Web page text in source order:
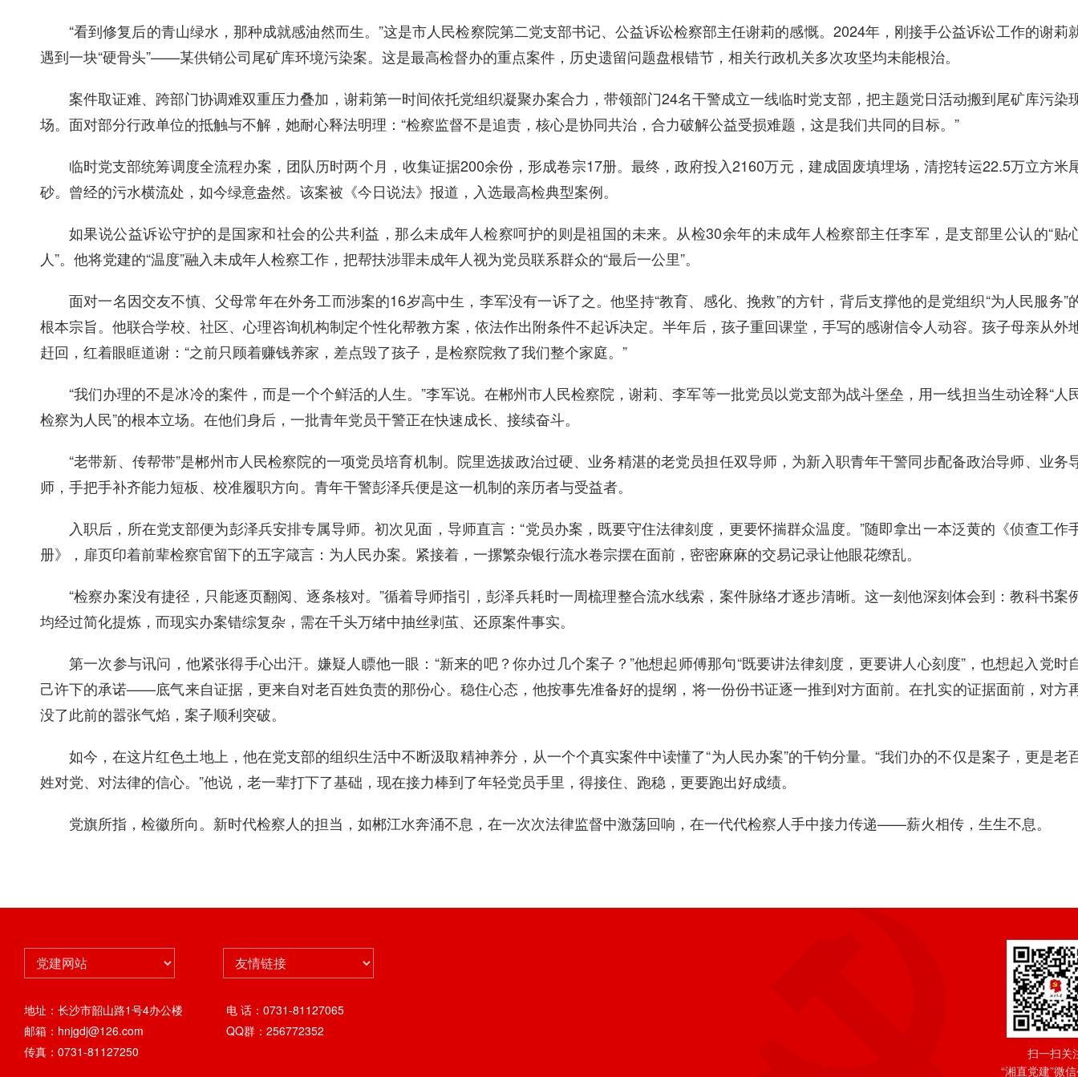
“看到修复后的青山绿水，那种成就感油然而生。”这是市人民检察院第二党支部书记、公益诉讼检察部主任谢莉的感慨。2024年，刚接手公益诉讼工作的谢莉
遇到一块“硬骨头”——某供销公司尾矿库环境污染案。这是最高检督办的重点案件，历史遗留问题盘根错节，相关行政机关多次攻坚均未能根治。
案件取证难、跨部门协调难双重压力叠加，谢莉第一时间依托党组织凝聚办案合力，带领部门24名干警成立一线临时党支部，把主题党日活动搬到尾矿库污染
场。面对部分行政单位的抵触与不解，她耐心释法明理：“检察监督不是追责，核心是协同共治，合力破解公益受损难题，这是我们共同的目标。”
临时党支部统筹调度全流程办案，团队历时两个月，收集证据200余份，形成卷宗17册。最终，政府投入2160万元，建成固废填埋场，清挖转运22.5万立方米
砂。曾经的污水横流处，如今绿意盎然。该案被《今日说法》报道，入选最高检典型案例。
如果说公益诉讼守护的是国家和社会的公共利益，那么未成年人检察呵护的则是祖国的未来。从检30余年的未成年人检察部主任李军，是支部里公认的“贴
人”。他将党建的“温度”融入未成年人检察工作，把帮扶涉罪未成年人视为党员联系群众的“最后一公里”。
面对一名因交友不慎、父母常年在外务工而涉案的16岁高中生，李军没有一诉了之。他坚持“教育、感化、挽救”的方针，背后支撑他的是党组织“为人民服务”
根本宗旨。他联合学校、社区、心理咨询机构制定个性化帮教方案，依法作出附条件不起诉决定。半年后，孩子重回课堂，手写的感谢信令人动容。孩子母亲从外
赶回，红着眼眶道谢：“之前只顾着赚钱养家，差点毁了孩子，是检察院救了我们整个家庭。”
“我们办理的不是冰冷的案件，而是一个个鲜活的人生。”李军说。在郴州市人民检察院，谢莉、李军等一批党员以党支部为战斗堡垒，用一线担当生动诠释“人
检察为人民”的根本立场。在他们身后，一批青年党员干警正在快速成长、接续奋斗。
“老带新、传帮带”是郴州市人民检察院的一项党员培育机制。院里选拔政治过硬、业务精湛的老党员担任双导师，为新入职青年干警同步配备政治导师、业务
师，手把手补齐能力短板、校准履职方向。青年干警彭泽兵便是这一机制的亲历者与受益者。
入职后，所在党支部便为彭泽兵安排专属导师。初次见面，导师直言：“党员办案，既要守住法律刻度，更要怀揣群众温度。”随即拿出一本泛黄的《侦查工作
册》，扉页印着前辈检察官留下的五字箴言：为人民办案。紧接着，一摞繁杂银行流水卷宗摆在面前，密密麻麻的交易记录让他眼花缭乱。
“检察办案没有捷径，只能逐页翻阅、逐条核对。”循着导师指引，彭泽兵耗时一周梳理整合流水线索，案件脉络才逐步清晰。这一刻他深刻体会到：教科书案
均经过简化提炼，而现实办案错综复杂，需在千头万绪中抽丝剥茧、还原案件事实。
第一次参与讯问，他紧张得手心出汗。嫌疑人瞟他一眼：“新来的吧？你办过几个案子？”他想起师傅那句“既要讲法律刻度，更要讲人心刻度”，也想起入党时
己许下的承诺——底气来自证据，更来自对老百姓负责的那份心。稳住心态，他按事先准备好的提纲，将一份份书证逐一推到对方面前。在扎实的证据面前，对方
没了此前的嚣张气焰，案子顺利突破。
如今，在这片红色土地上，他在党支部的组织生活中不断汲取精神养分，从一个个真实案件中读懂了“为人民办案”的千钧分量。“我们办的不仅是案子，更是老
姓对党、对法律的信心。”他说，老一辈打下了基础，现在接力棒到了年轻党员手里，得接住、跑稳，更要跑出好成绩。
党旗所指，检徽所向。新时代检察人的担当，如郴江水奔涌不息，在一次次法律监督中激荡回响，在一代代检察人手中接力传递——薪火相传，生生不息。
地址：长沙市韶山路1号4办公楼
电 话：0731-81127065
邮箱：hnjgdj@126.com
QQ群：256772352
传真：0731-81127250
扫一扫关
“湘直党建”微